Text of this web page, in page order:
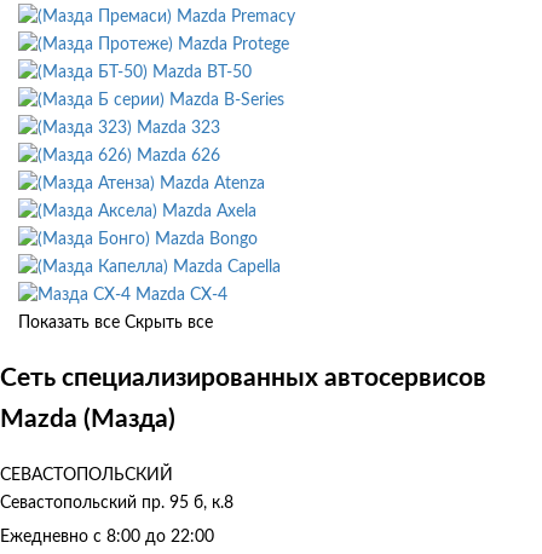
Mazda Premacy
Mazda Protege
Mazda BT-50
Mazda B-Series
Mazda 323
Mazda 626
Mazda Atenza
Mazda Axela
Mazda Bongo
Mazda Capella
Mazda CX-4
Показать все Скрыть все
Сеть специализированных автосервисов
Mazda (Мазда)
СЕВАСТОПОЛЬСКИЙ
Севастопольский пр. 95 б, к.8
Ежедневно с 8:00 до 22:00